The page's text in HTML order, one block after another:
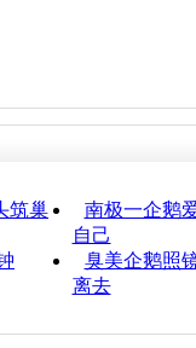
筑巢
南极一企鹅
自己
臭美企鹅照
离去